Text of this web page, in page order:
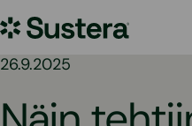
sisältöön
Sustera
26.9.2025